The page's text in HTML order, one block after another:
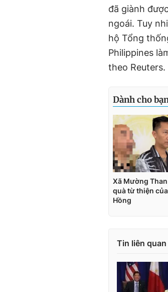
đã giành
ngoái. Tuy
hộ Tổng
Philippines
theo Reuters.
Tin liên quan